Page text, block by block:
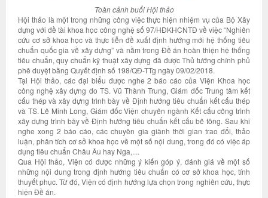
Toàn cảnh buổi Hội thảo
Hội thảo là một trong những công việc thực hiện nhiệm vụ của Bộ Xây
dựng với đề tài khoa học công nghệ số 97/HĐKHCNTĐ về việc “Nghiên
cứu cơ sở khoa học và thực tiễn đề xuất định hướng mới hệ thống tiêu
chuẩn quốc gia về xây dựng” và nằm trong Đề án hoàn thiện hệ thống
tiêu chuẩn, quy chuẩn kỹ thuật xây dựng đã được Thủ tướng chính phủ
phê duyệt bằng Quyết định số 198/QĐ-TTg ngày 09/02/2018.
Tại Hội thảo, các đại biểu được nghe 2 báo cáo của Viện Khoa học
công nghệ xây dựng do TS. Vũ Thành Trung, Giám đốc Trung tâm kết
cấu thép và xây dựng trình bày về Định hướng tiêu chuẩn kết cấu thép
và TS. Lê Minh Long, Giám đốc Viện chuyên ngành Kết cấu công trình
xây dựng trình bày về Định hướng tiêu chuẩn kết cấu bê tông. Sau khi
nghe xong 2 báo cáo, các chuyên gia giành thời gian trao đổi, thảo
luận, phân tích cơ sở khoa học về một số nội dung, trong đó có việc áp
dụng tiêu chuẩn Châu Âu hay Nga,....
Qua Hội thảo, Viện có được những ý kiến góp ý, đánh giá về một số
những nội dung trong định hướng tiêu chuẩn có cơ sở khoa học, tính
thuyết phục. Từ đó, Viện có định hướng lựa chọn trong nghiên cứu, thực
hiện Đề án.